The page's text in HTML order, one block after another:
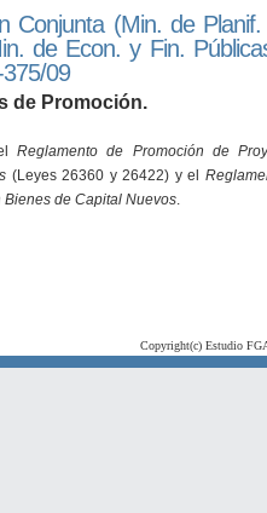
Conjunta (Min. de
de Econ. y Fin.
09
de Promoción.
Reglamento de Promoción de
(Leyes 26360 y 26422) y el
Bienes de Capital Nuevos.
Copyright(c) Estudio